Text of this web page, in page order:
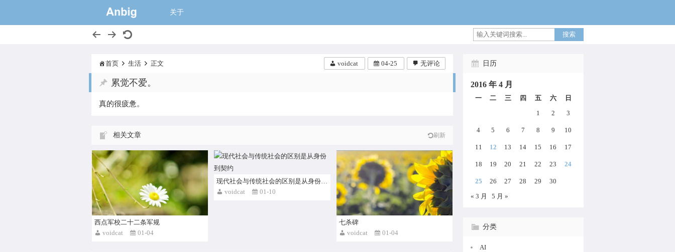
一个大的猫窝,voidcat
关于
搜索
首页 生活 正文 voidcat 04-25 无评论
累觉不爱。
真的很疲惫。
相关文章 刷新
口 第三：细节决定成败 第四：以上司
西点军校二十二条军规
voidcat
01-04
现代社会与传统社会的区别是从身份到契约
voidcat
01-10
七杀碑
voidcat
01-04
日历
2016 年 4 月
一 二 三 四 五 六
日
1
2 3
4 5 6 7 8 9 10
11 12 13 14 15 16 17
18 19 20 21 22 23 24
25 26 27 28 29
30
« 3 月
5 月 »
分类
AI